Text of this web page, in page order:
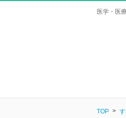
医学・医
TOP